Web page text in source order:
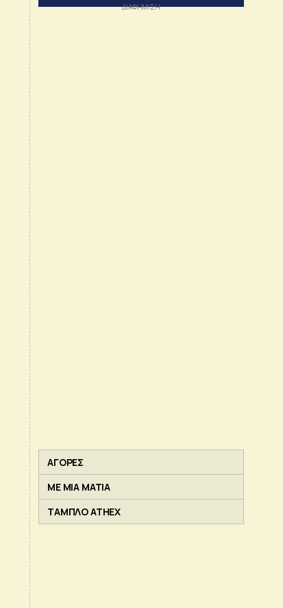
ΑΓΟΡΕΣ
ΜΕ ΜΙΑ ΜΑΤΙΑ
ΤΑΜΠΛΟ ATHEX